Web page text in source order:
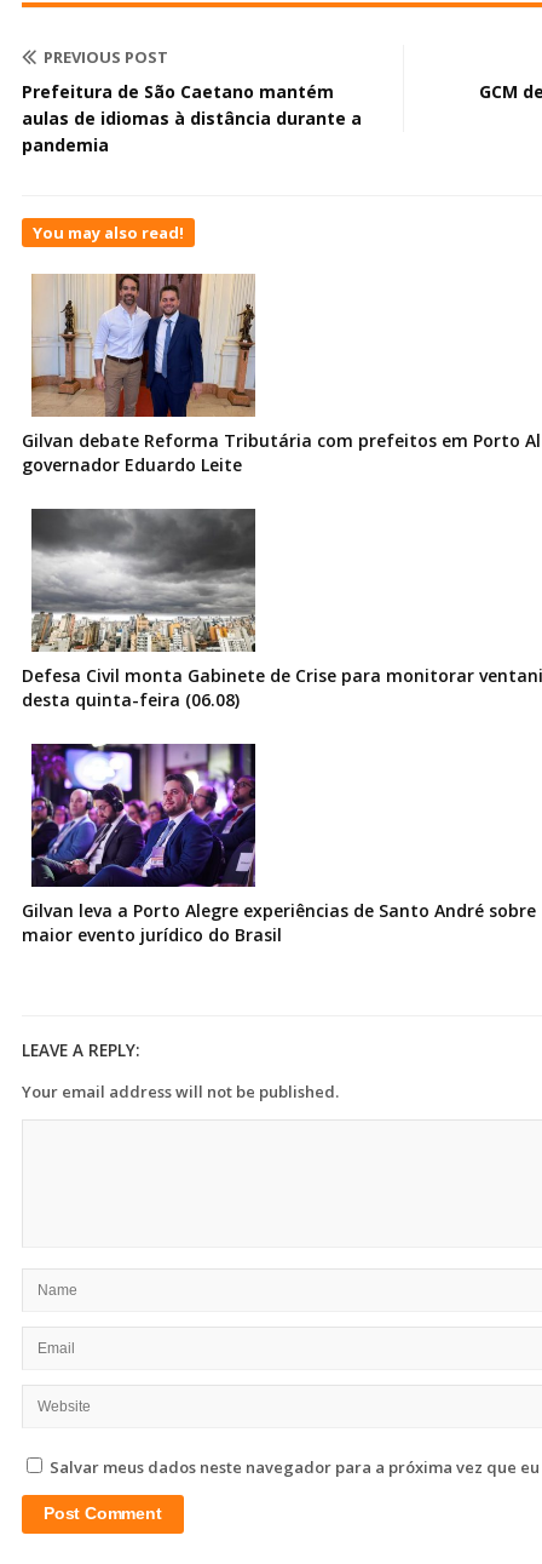
PREVIOUS POST
Prefeitura de São Caetano mantém
aulas de idiomas à distância durante a
pandemia
GCM
You may also read!
Gilvan debate Reforma Tributária com prefeitos em Porto
governador Eduardo Leite
Defesa Civil monta Gabinete de Crise para monitorar
desta quinta-feira (06.08)
Gilvan leva a Porto Alegre experiências de Santo André
maior evento jurídico do Brasil
LEAVE A REPLY:
Your email address will not be published.
Salvar meus dados neste navegador para a próxima vez que